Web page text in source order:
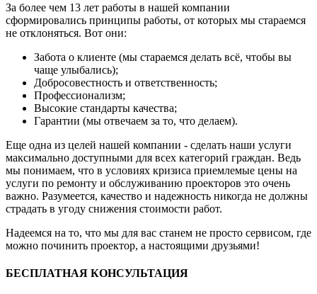
За более чем 13 лет работы в нашей компании
сформировались принципы работы, от которых мы стараемся
не отклоняться. Вот они:
Забота о клиенте (мы стараемся делать всё, чтобы вы
чаще улыбались);
Добросовестность и ответственность;
Профессионализм;
Высокие стандарты качества;
Гарантии (мы отвечаем за то, что делаем).
Еще одна из целей нашей компании - сделать наши услуги
максимально доступными для всех категорий граждан. Ведь
мы понимаем, что в условиях кризиса приемлемые цены на
услуги по ремонту и обслуживанию проекторов это очень
важно. Разумеется, качество и надежность никогда не должны
страдать в угоду снижения стоимости работ.
Надеемся на то, что мы для вас станем не просто сервисом, где
можно починить проектор, а настоящими друзьями!
БЕСПЛАТНАЯ КОНСУЛЬТАЦИЯ